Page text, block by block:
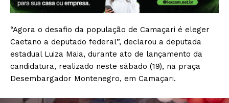
“Agora o desafio da população de Camaçari é eleger
Caetano a deputado federal”, declarou a deputada
estadual Luiza Maia, durante ato de lançamento da
candidatura, realizado neste sábado (19), na praça
Desembargador Montenegro, em Camaçari.